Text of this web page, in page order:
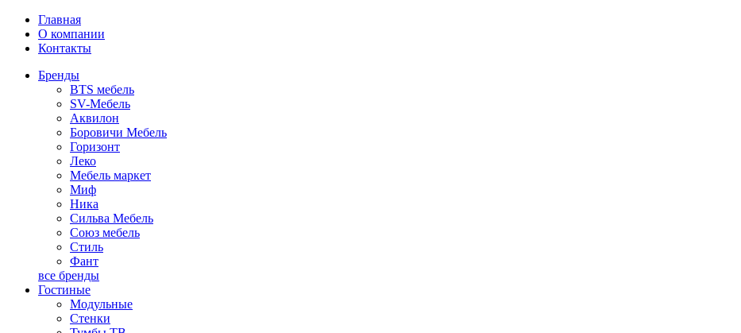
Главная
О компании
Контакты
Бренды
BTS мебель
SV-Мебель
Аквилон
Боровичи Мебель
Горизонт
Леко
Мебель маркет
Миф
Ника
Сильва Мебель
Союз мебель
Стиль
Фант
все бренды
Гостиные
Модульные
Стенки